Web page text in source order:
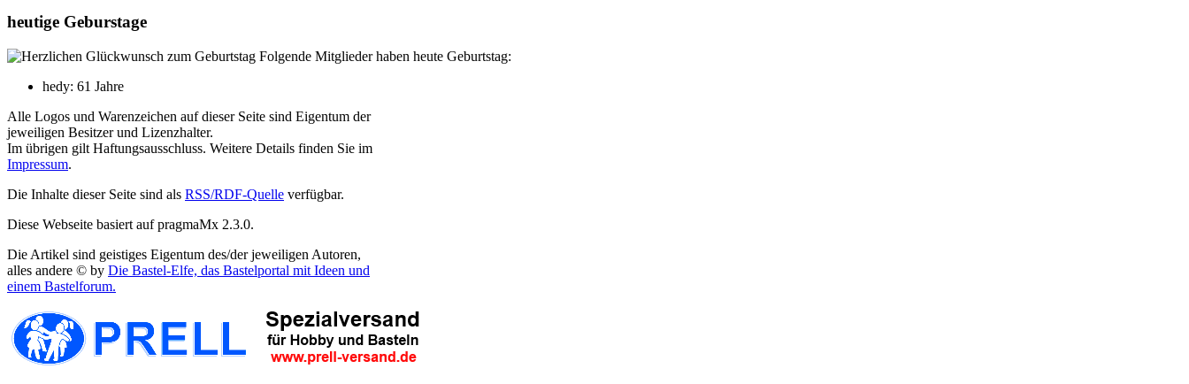
heutige Geburstage
Folgende Mitglieder haben heute Geburtstag:
hedy: 61 Jahre
Alle Logos und Warenzeichen auf dieser Seite sind Eigentum der
jeweiligen Besitzer und Lizenzhalter.
Im übrigen gilt Haftungsausschluss. Weitere Details finden Sie im
Impressum.
Die Inhalte dieser Seite sind als RSS/RDF-Quelle verfügbar.
Diese Webseite basiert auf pragmaMx 2.3.0.
Die Artikel sind geistiges Eigentum des/der jeweiligen Autoren,
alles andere © by Die Bastel-Elfe, das Bastelportal mit Ideen und
einem Bastelforum.